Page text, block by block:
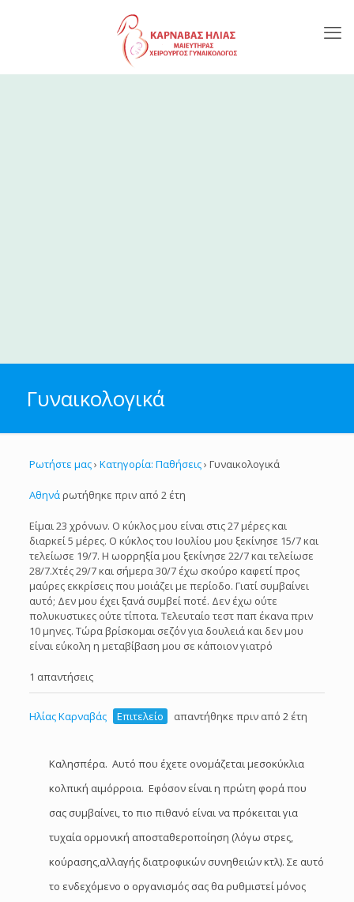
Γυναικολογικά
Ρωτήστε μας› Κατηγορία: Παθήσεις› Γυναικολογικά
Αθηνάρωτήθηκε πριν από 2 έτη
Είμαι 23 χρόνων. Ο κύκλος μου είναι στις 27 μέρες και
διαρκεί 5 μέρες. Ο κύκλος του Ιουλίου μου ξεκίνησε 15/7 και
τελείωσε 19/7. Η ωορρηξία μου ξεκίνησε 22/7 και τελείωσε
28/7.Χτές 29/7 και σήμερα 30/7 έχω σκούρο καφετί προς
μαύρες εκκρίσεις που μοιάζει με περίοδο. Γιατί συμβαίνει
αυτό; Δεν μου έχει ξανά συμβεί ποτέ. Δεν έχω ούτε
πολυκυστικες ούτε τίποτα. Τελευταίο τεστ παπ έκανα πριν
10 μηνες. Τώρα βρίσκομαι σεζόν για δουλειά και δεν μου
είναι εύκολη η μεταβίβαση μου σε κάποιον γιατρό
1 απαντήσεις
Ηλίας Καρναβάς Επιτελείο απαντήθηκε πριν από 2 έτη
Καλησπέρα. Αυτό που έχετε ονομάζεται μεσοκύκλια
κολπική αιμόρροια. Εφόσον είναι η πρώτη φορά που
σας συμβαίνει, το πιο πιθανό είναι να πρόκειται για
τυχαία ορμονική αποσταθεροποίηση (λόγω στρες,
κούρασης,αλλαγής διατροφικών συνηθειών κτλ). Σε αυτό
το ενδεχόμενο ο οργανισμός σας θα ρυθμιστεί μόνος